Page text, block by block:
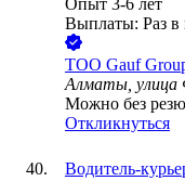
Опыт 3-6 лет
Выплаты: Раз в
ТОО Gauf
Алматы, улица
Можно без
Откликнуться
Водитель-